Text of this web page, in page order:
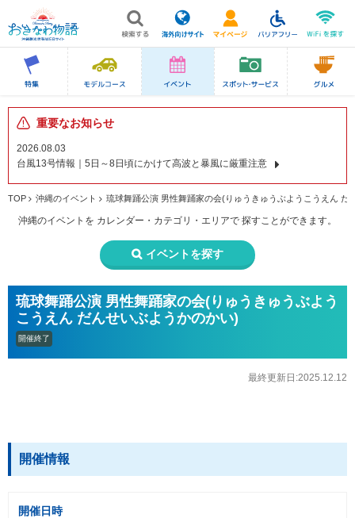
重要なお知らせ
2026.08.03
台風13号情報｜5日～8日頃にかけて高波と暴風に厳重注意
TOP 沖縄のイベント 琉球舞踊公演 男性舞踊家の会(りゅうきゅうぶようこうえん だ
沖縄のイベントを カレンダー・カテゴリ・エリアで 探すことができます。
イベントを探す
琉球舞踊公演 男性舞踊家の会(りゅうきゅうぶよう
こうえん だんせいぶようかのかい)
開催終了
最終更新日:2025.12.12
開催情報
開催日時